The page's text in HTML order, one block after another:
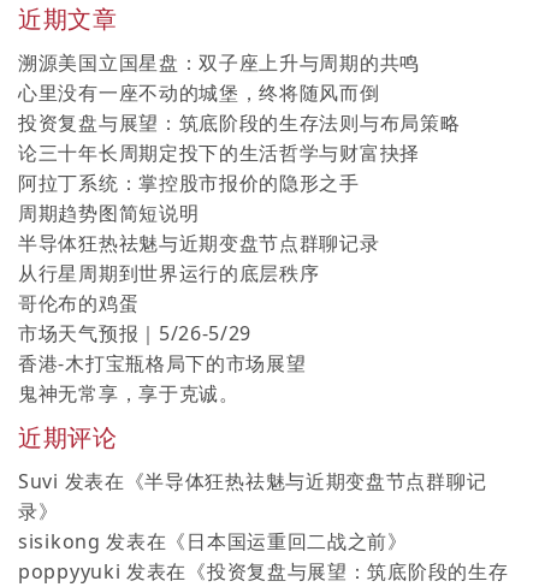
近期文章
溯源美国立国星盘：双子座上升与周期的共鸣
心里没有一座不动的城堡，终将随风而倒
投资复盘与展望：筑底阶段的生存法则与布局策略
论三十年长周期定投下的生活哲学与财富抉择
阿拉丁系统：掌控股市报价的隐形之手
周期趋势图简短说明
半导体狂热祛魅与近期变盘节点群聊记录
从行星周期到世界运行的底层秩序
哥伦布的鸡蛋
市场天气预报｜5/26-5/29
香港-木打宝瓶格局下的市场展望
鬼神无常享，享于克诚。
近期评论
Suvi 发表在《半导体狂热祛魅与近期变盘节点群聊记
录》
sisikong 发表在《日本国运重回二战之前》
poppyyuki 发表在《投资复盘与展望：筑底阶段的生存